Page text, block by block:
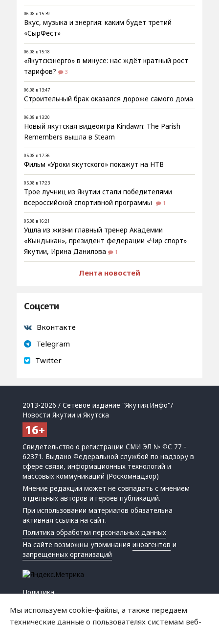
06.08 в 15:39
Вкус, музыка и энергия: каким будет третий
«СырФест»
06.08 в 15:18
«Якутскэнерго» в минусе: нас ждёт кратный рост
тарифов?
3
06.08 в 13:47
Строительный брак оказался дороже самого дома
06.08 в 13:20
Новый якутская видеоигра Kindawn: The Parish
Remembers вышла в Steam
05.08 в 17:36
Фильм «Уроки якутского» покажут на НТВ
05.08 в 17:23
Трое лучниц из Якутии стали победителями
всероссийской спортивной программы
1
05.08 в 16:21
Ушла из жизни главный тренер Академии
«Кындыкан», президент федерации «Чир спорт»
Якутии, Ирина Данилова
1
Лента новостей
Соцсети
Вконтакте
Telegram
Twitter
2013-2026 / Сетевое издание "Якутия.Инфо"/
Новости Якутии и Якутска
Свидетельство о регистрации СМИ ЭЛ № ФС 77 -
62371. Выдано Федеральной службой по надзору в
сфере связи, информационных технологий и
массовых коммуникаций (Роскомнадзор)
Мнение редакции может не совпадать с мнением
отдельных авторов и героев публикаций.
При использовании материалов обязательна
активная ссылка на сайт.
Политика обработки персональных данных
На сайте возможны упоминанияиноагентов и
запрещенных организаций
Политика
Мы используем cookie-файлы, а также передаем
технические данные о пользователях системам веб-